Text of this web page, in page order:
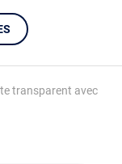
transparent avec